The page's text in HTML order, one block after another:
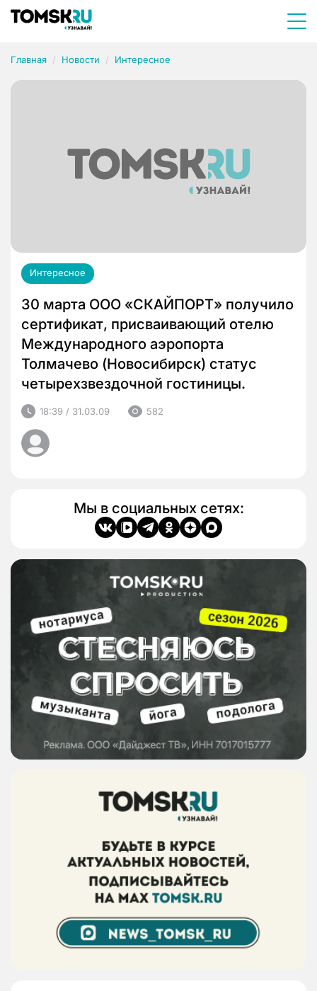
Главная Новости Интересное
Интересное
30 марта ООО «СКАЙПОРТ» получило
сертификат, присваивающий отелю
Международного аэропорта
Толмачево (Новосибирск) статус
четырехзвездочной гостиницы.
18:39 / 31.03.09 582
Мы в социальных сетях: